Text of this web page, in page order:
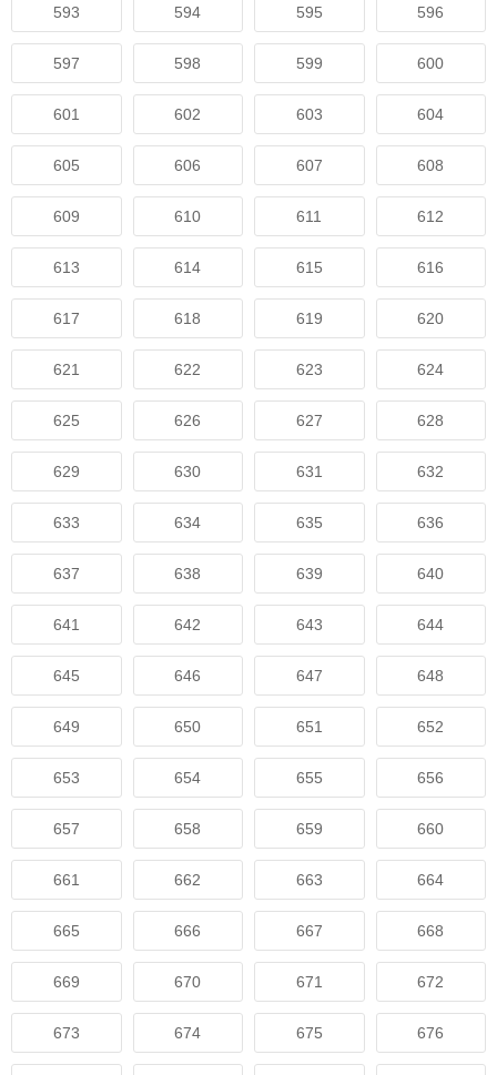
593 594 595 596
597 598 599 600
601 602 603 604
605 606 607 608
609 610 611 612
613 614 615 616
617 618 619 620
621 622 623 624
625 626 627 628
629 630 631 632
633 634 635 636
637 638 639 640
641 642 643 644
645 646 647 648
649 650 651 652
653 654 655 656
657 658 659 660
661 662 663 664
665 666 667 668
669 670 671 672
673 674 675 676